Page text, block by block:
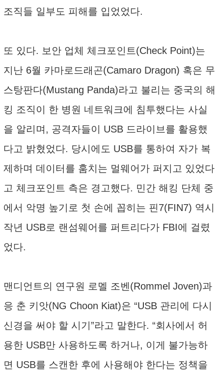
조직들 일부도 피해를 입었었다.
또 있다. 보안 업체 체크포인트(Check Point)는
지난 6월 카마로드래곤(Camaro Dragon) 혹은 무
스탕판다(Mustang Panda)라고 불리는 중국의 해
킹 조직이 한 병원 네트워크에 침투했다는 사실
을 알리며, 공격자들이 USB 드라이브를 활용했
다고 밝혔었다. 당시에도 USB를 통하여 자가 복
제하며 데이터를 훔치는 멀웨어가 퍼지고 있었다
고 체크포인트 측은 경고했다. 민간 해킹 단체 중
에서 악명 높기로 첫 손에 꼽히는 핀7(FIN7) 역시
작년 USB로 랜섬웨어를 퍼트리다가 FBI에 걸렸
었다.
맨디언트의 연구원 로멜 조벤(Rommel Joven)과
응 춘 키앗(NG Choon Kiat)은 “USB 관리에 다시
신경을 써야 할 시기”라고 말한다. “회사에서 허
용한 USB만 사용하도록 하거나, 이게 불가능하
면 USB를 스캔한 후에 사용해야 한다는 정책을